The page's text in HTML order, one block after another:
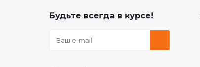
Будьте всегда в курсе!